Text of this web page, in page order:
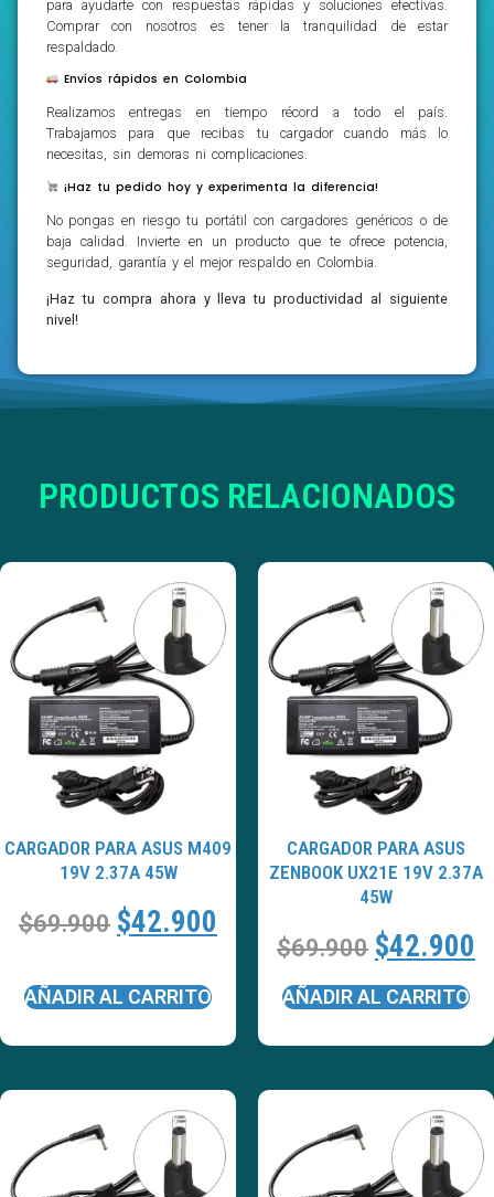
para ayudarte con respuestas rápidas y soluciones efectivas.
Comprar con nosotros es tener la tranquilidad de estar
respaldado.
Envíos rápidos en Colombia
Realizamos entregas en tiempo récord a todo el país.
Trabajamos para que recibas tu cargador cuando más lo
necesitas, sin demoras ni complicaciones.
¡Haz tu pedido hoy y experimenta la diferencia!
No pongas en riesgo tu portátil con cargadores genéricos o de
baja calidad. Invierte en un producto que te ofrece potencia,
seguridad, garantía y el mejor respaldo en Colombia.
¡Haz tu compra ahora y lleva tu productividad al siguiente
nivel!
PRODUCTOS RELACIONADOS
CARGADOR PARA ASUS M409
19V 2.37A 45W
$69.900 $42.900
AÑADIR AL CARRITO
CARGADOR PARA ASUS
ZENBOOK UX21E 19V 2.37A
45W
$69.900 $42.900
AÑADIR AL CARRITO